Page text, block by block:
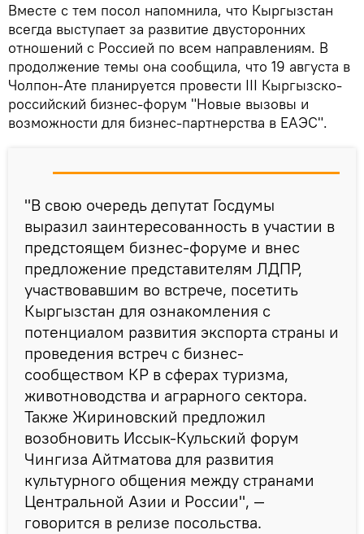
Вместе с тем посол напомнила, что Кыргызстан
всегда выступает за развитие двусторонних
отношений с Россией по всем направлениям. В
продолжение темы она сообщила, что 19 августа в
Чолпон-Ате планируется провести III Кыргызско-
российский бизнес-форум "Новые вызовы и
возможности для бизнес-партнерства в ЕАЭС".
"В свою очередь депутат Госдумы
выразил заинтересованность в участии в
предстоящем бизнес-форуме и внес
предложение представителям ЛДПР,
участвовавшим во встрече, посетить
Кыргызстан для ознакомления с
потенциалом развития экспорта страны и
проведения встреч с бизнес-
сообществом КР в сферах туризма,
животноводства и аграрного сектора.
Также Жириновский предложил
возобновить Иссык-Кульский форум
Чингиза Айтматова для развития
культурного общения между странами
Центральной Азии и России", —
говорится в релизе посольства.